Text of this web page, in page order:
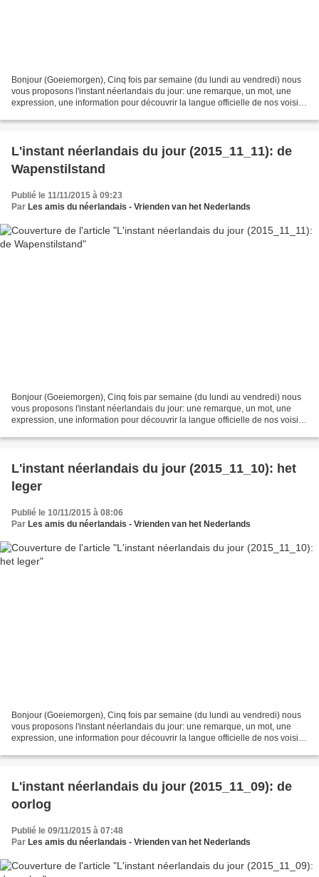
Bonjour (Goeiemorgen), Cinq fois par semaine (du lundi au vendredi) nous
vous proposons l'instant néerlandais du jour: une remarque, un mot, une
expression, une information pour découvrir la langue officielle de nos voisins
L'instant néerlandais du jour (2015_11_11): de
Wapenstilstand
Publié le 11/11/2015 à 09:23
Par Les amis du néerlandais - Vrienden van het Nederlands
Bonjour (Goeiemorgen), Cinq fois par semaine (du lundi au vendredi) nous
vous proposons l'instant néerlandais du jour: une remarque, un mot, une
expression, une information pour découvrir la langue officielle de nos voisins
L'instant néerlandais du jour (2015_11_10): het
leger
Publié le 10/11/2015 à 08:06
Par Les amis du néerlandais - Vrienden van het Nederlands
Bonjour (Goeiemorgen), Cinq fois par semaine (du lundi au vendredi) nous
vous proposons l'instant néerlandais du jour: une remarque, un mot, une
expression, une information pour découvrir la langue officielle de nos voisins
L'instant néerlandais du jour (2015_11_09): de
oorlog
Publié le 09/11/2015 à 07:48
Par Les amis du néerlandais - Vrienden van het Nederlands